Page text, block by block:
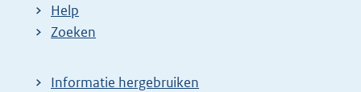
Help
Zoeken
Informatie hergebruiken